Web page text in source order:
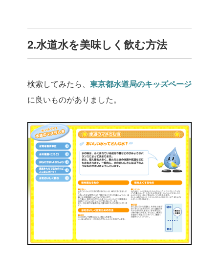
2.水道水を美味しく飲む方法
検索してみたら、 東京都水道局のキッズページ
に良いものがありました。